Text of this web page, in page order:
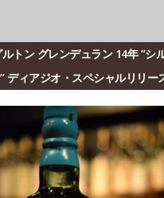
トン グレンデュラン 14年 ”シ
ディアジオ・スペシャルリリー